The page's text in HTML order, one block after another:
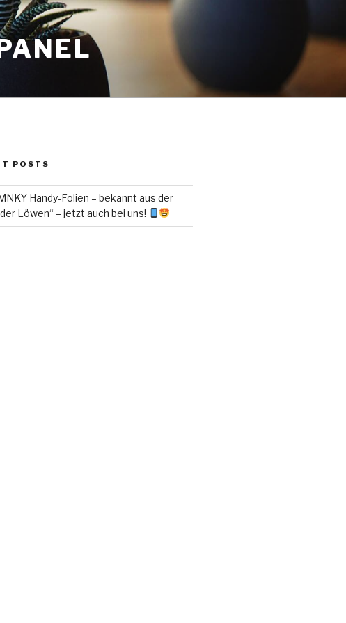
POSTS
Handy-Folien – bekannt aus der
Löwen“ – jetzt auch bei uns!